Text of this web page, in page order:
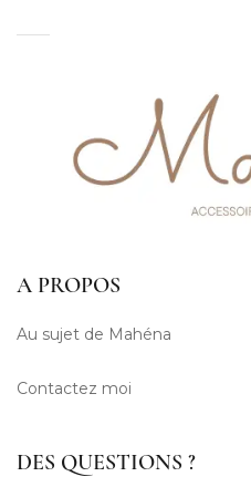
A PROPOS
Au sujet de Mahéna
Contactez moi
DES QUESTIONS ?